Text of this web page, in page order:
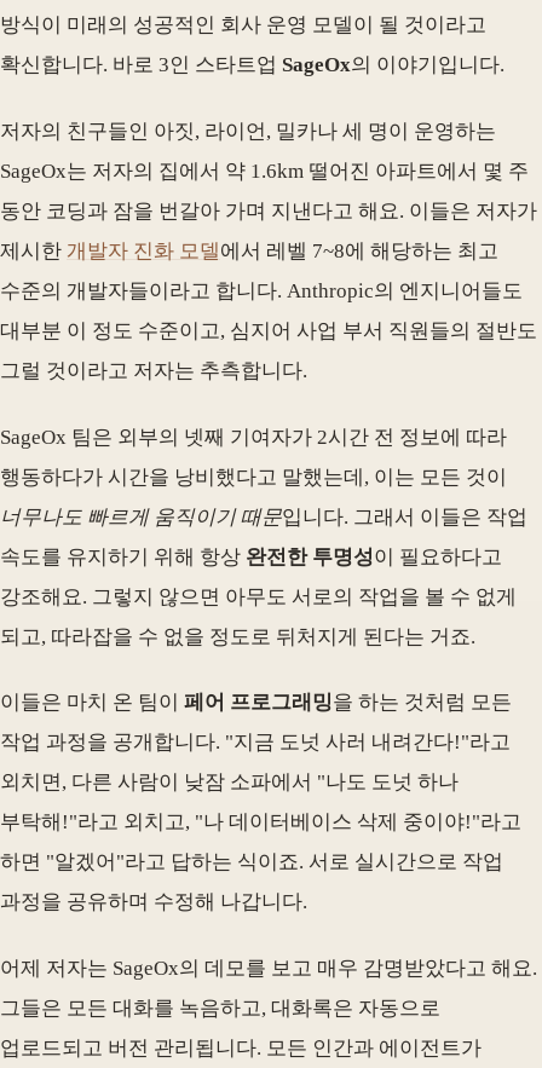
방식이 미래의 성공적인 회사 운영 모델이 될 것이라고
확신합니다. 바로 3인 스타트업 SageOx의 이야기입니다.
저자의 친구들인 아짓, 라이언, 밀카나 세 명이 운영하는
SageOx는 저자의 집에서 약 1.6km 떨어진 아파트에서 몇 주
동안 코딩과 잠을 번갈아 가며 지낸다고 해요. 이들은 저자가
제시한 개발자 진화 모델에서 레벨 7~8에 해당하는 최고
수준의 개발자들이라고 합니다. Anthropic의 엔지니어들도
대부분 이 정도 수준이고, 심지어 사업 부서 직원들의 절반도
그럴 것이라고 저자는 추측합니다.
SageOx 팀은 외부의 넷째 기여자가 2시간 전 정보에 따라
행동하다가 시간을 낭비했다고 말했는데, 이는 모든 것이
너무나도 빠르게 움직이기 때문입니다. 그래서 이들은 작업
속도를 유지하기 위해 항상 완전한 투명성이 필요하다고
강조해요. 그렇지 않으면 아무도 서로의 작업을 볼 수 없게
되고, 따라잡을 수 없을 정도로 뒤처지게 된다는 거죠.
이들은 마치 온 팀이 페어 프로그래밍을 하는 것처럼 모든
작업 과정을 공개합니다. "지금 도넛 사러 내려간다!"라고
외치면, 다른 사람이 낮잠 소파에서 "나도 도넛 하나
부탁해!"라고 외치고, "나 데이터베이스 삭제 중이야!"라고
하면 "알겠어"라고 답하는 식이죠. 서로 실시간으로 작업
과정을 공유하며 수정해 나갑니다.
어제 저자는 SageOx의 데모를 보고 매우 감명받았다고 해요.
그들은 모든 대화를 녹음하고, 대화록은 자동으로
업로드되고 버전 관리됩니다. 모든 인간과 에이전트가